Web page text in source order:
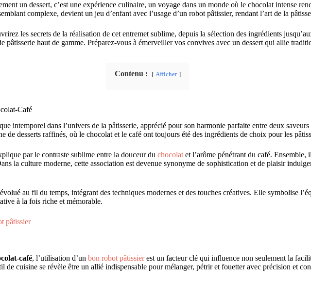
un dessert, c’est une expérience culinaire, un voyage dans un monde où le chocolat intense
complexe, devient un jeu d’enfant avec l’usage d’un robot pâtissier, rendant l’art de la
les secrets de la réalisation de cet entremet sublime, depuis la sélection des ingrédients
pâtisserie haut de gamme. Préparez-vous à émerveiller vos convives avec un dessert qui allie
Contenu : Afficher
Café
intemporel dans l’univers de la pâtisserie, apprécié pour son harmonie parfaite entre deux
de desserts raffinés, où le chocolat et le café ont toujours été des ingrédients de choix pour les
par le contraste sublime entre la douceur du chocolat et l’arôme pénétrant du café.
la culture moderne, cette association est devenue synonyme de sophistication et de plaisir
au fil du temps, intégrant des techniques modernes et des touches créatives. Elle symbolise
à la fois riche et mémorable.
pâtissier
café, l’utilisation d’un bon robot pâtissierest un facteur clé qui influence non seulement la
de cuisine se révèle être un allié indispensable pour mélanger, pétrir et fouetter avec précision et